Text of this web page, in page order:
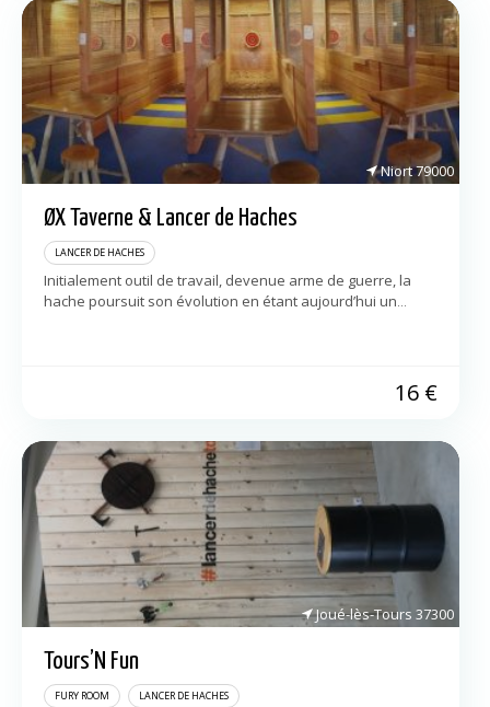
Niort79000
ØX Taverne & Lancer de Haches
LANCER DE HACHES
Initialement outil de travail, devenue arme de guerre, la
hache poursuit son évolution en étant aujourd’hui un
16 €
Joué-lès-Tours 37300
Tours’N Fun
FURY ROOM LANCER DE HACHES